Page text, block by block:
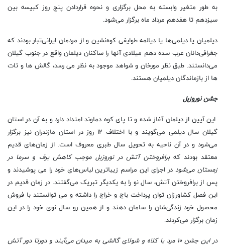
به طور متغیر وابسته به محل برگزاری و نحوه قراردادن پنج روز کبیسه بین
سیزدهم تا هفدهم مرداد ماه برگزار می‌‌شود.
دیلمیان یا دیلمی‌ها یا دیالمه طوایفی کوه‌نشین و از مردمان ایرانی‌تبار بودند که
جغرافی‌دانان عرب سده دهم میلادی آنها را ساکنان دیلمان واقع در جنوب گیلان
می‌دانستند. طبق نظر مورخان و شواهد موجود به نظر می رسد، گالش ها و تات
ها از بازماندگان دیلمیان هستند.
جشن نوروزبل
این آیین از دیلمان آغاز شده و تا پای کوه دماوند امتداد دارد و به آن در استان
گیلان سال دیلمی می‌گویند و با اختلاف ۱۲ روز در استان مازندران نیز برگزار
می‌شود و در آن ناحیه به تحویل سال طبری معروف است. از زمان‌های قدیم
معتقد بودند کهبرافروختن آتش در نوروزبل موجب کاهش برف و سرما در
زمستان می‌شوددر اجرای این مراسم زیباترین لباس‌های خود را می‌ پوشیدند و
پس از برافروختن آتش، سال نو را به یکدیگر تبریک می‌گفتند. در زمان قدیم در
این فصل کشاورزان توان پرداخت باج و خراج را داشته و می ‌توانستند با فروش
محصول خود زندگی‌شان را سامان دهند و از همین ‌رو سال نوی خود را در این
زمان برگزار می‌‌کردند.
در این جشن ۱۰ مرد با کلاه و شولای گالشی به میدان می‌آیند و دورتا دور آتش